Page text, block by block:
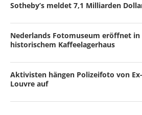
Sotheby’s meldet 7,1 Milliarden
Nederlands Fotomuseum eröffnet
historischem Kaffeelagerhaus
Aktivisten hängen Polizeifoto von
Louvre auf